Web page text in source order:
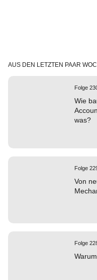
AUS DEN LETZTEN PAAR
Folge
Wie
was?
Folge
Von
Folge